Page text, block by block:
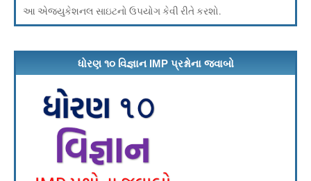
આ એજ્યુકેશનલ સાઇટનો ઉપયોગ કેવી રીતે કરશો.
ધોરણ ૧૦ વિજ્ઞાન IMP પ્રશ્નોના જવાબો